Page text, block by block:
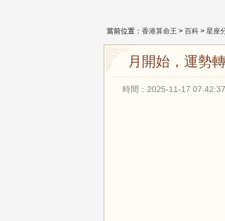
當前位置： 香港算命王 > 百科 > 星座
12月開始，運勢
時間：2025-11-17